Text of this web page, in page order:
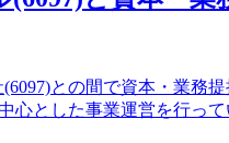
との間で資本・業務
心とした事業運営を行